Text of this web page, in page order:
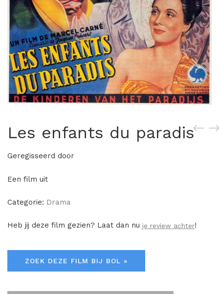
Les enfants du paradis
Geregisseerd door
Een film uit
Categorie: Drama
Heb jij deze film gezien? Laat dan nu je review achter!
ZOEK DEZE FILM BIJ BOL »